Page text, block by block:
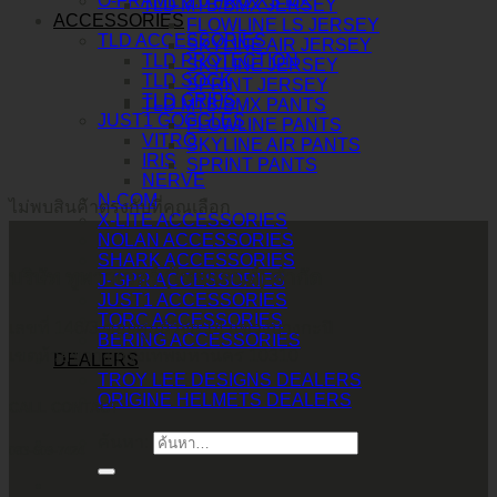
ACCESSORIES
TLD ACCESSORIES
TLD PROTECTION
TLD SOCK
TLD GRIPS
JUST1 GOGGLES
VITRO
IRIS
NERVE
N-COM
X-LITE ACCESSORIES
NOLAN ACCESSORIES
SHARK ACCESSORIES
J-GPR ACCESSORIES
JUST1 ACCESSORIES
TORC ACCESSORIES
BERING ACCESSORIES
DEALERS
TROY LEE DESIGNS DEALERS
ORIGINE HELMETS DEALERS
TLD MTB/BMX JERSEY
FLOWLINE LS JERSEY
SKYLINE AIR JERSEY
SKYLINE JERSEY
SPRINT JERSEY
TLD MTB/BMX PANTS
FLOWLINE PANTS
SKYLINE AIR PANTS
SPRINT PANTS
ไม่พบสินค้าตรงกับที่คุณเลือก
บริษัท ทูพาวเวอร์ (ไทยแลนด์) จำกัด
เลขที่ 146/3 ซอยศูนย์วิจัย 14 แขวงบางกะปิ
เขตห้วยขวาง กรุงเทพมหานคร 10310
CALL CONTACT